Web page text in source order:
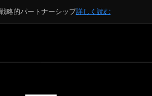
略的パートナーシップ詳しく読む